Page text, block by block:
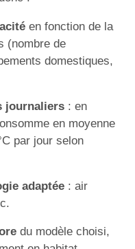
en fonction de la
(nombre de
domestiques,
journaliers: en
en moyenne
par jour selon
adaptée: air
du modèle choisi,